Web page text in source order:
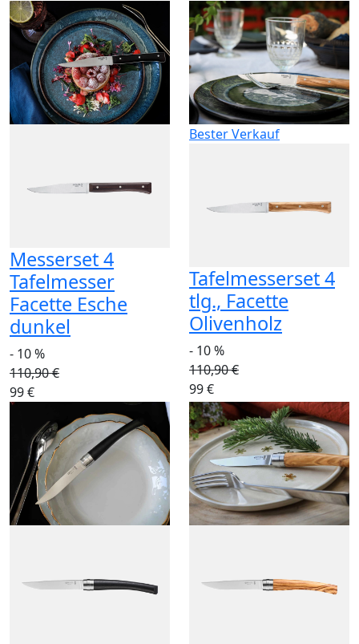
Messerset 4
Tafelmesser
Facette Esche
dunkel
- 10 %
110,90 €
99 €
Bester Verkauf
Tafelmesserset 4
tlg., Facette
Olivenholz
- 10 %
110,90 €
99 €